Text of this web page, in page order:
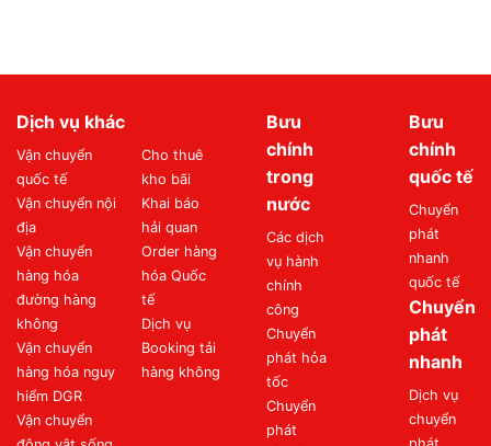
Dịch vụ khác
Vận chuyển
quốc tế
Vận chuyển nội
địa
Vận chuyển
hàng hóa
đường hàng
không
Vận chuyển
hàng hóa nguy
hiểm DGR
Vận chuyển
Cho thuê
kho bãi
Khai báo
hải quan
Order hàng
hóa Quốc
tế
Dịch vụ
Booking tải
hàng không
Bưu
chính
trong
nước
Các dịch
vụ hành
chính
công
Chuyển
phát hỏa
tốc
Chuyển
phát
Bưu
chính
quốc tế
Chuyển
phát
nhanh
quốc tế
Chuyển
phát
nhanh
Dịch vụ
chuyển